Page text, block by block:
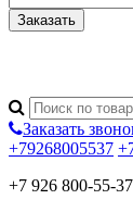
Заказать
Заказать
+79268005537
+7 926 800-55-37